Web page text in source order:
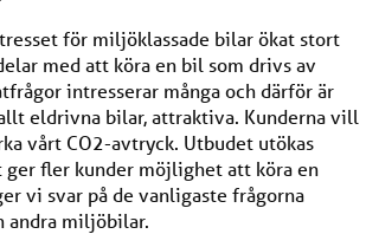
för miljöklassade bilar ökat stort
med att köra en bil som drivs av
intresserar många och därför är
eldrivna bilar, attraktiva. Kunderna vill
vårt CO2-avtryck. Utbudet utökas
fler kunder möjlighet att köra en
vi svar på de vanligaste frågorna
andra miljöbilar.